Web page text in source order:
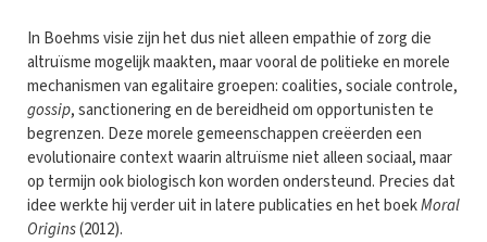
In Boehms visie zijn het dus niet alleen empathie of zorg die
altruïsme mogelijk maakten, maar vooral de politieke en morele
mechanismen van egalitaire groepen: coalities, sociale controle,
gossip, sanctionering en de bereidheid om opportunisten te
begrenzen. Deze morele gemeenschappen creëerden een
evolutionaire context waarin altruïsme niet alleen sociaal, maar
op termijn ook biologisch kon worden ondersteund. Precies dat
idee werkte hij verder uit in latere publicaties en het boekMoral
Origins(2012).